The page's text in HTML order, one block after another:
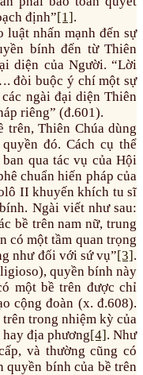
định”[1].
nhấn mạnh đến sự
bính đến từ Thiên
diện của Người. “Lời
đòi buộc ý chí một sự
ngài đại diện Thiên
riêng” (đ.601).
Thiên Chúa dùng
đó. Cách cụ thể
qua tác vụ của Hội
chuẩn hiến pháp của
II khuyến khích tu sĩ
Ngài viết như sau:
bề trên nam nữ, trung
có một tầm quan trọng
như đối với sứ vụ”[3].
quyền bính này
một bề trên được chỉ
cộng đoàn (x. đ.608).
trong nhiệm kỳ của
địa phương[4]. Như
và thường cũng có
quyền bính của bề trên